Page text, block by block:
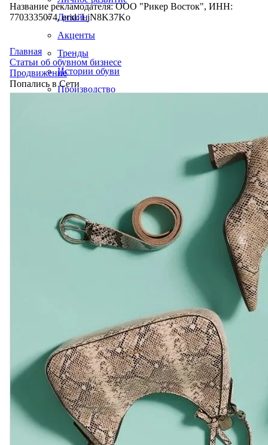
Дизайн
Акценты
Тренды
Истории обуви
Производство
Название рекламодателя: ООО "Рикер Восток", ИНН:
7703335074, erid: LjN8K37Ko
Главная
Статьи об обувном бизнесе
Продвижение
Попались в Сети